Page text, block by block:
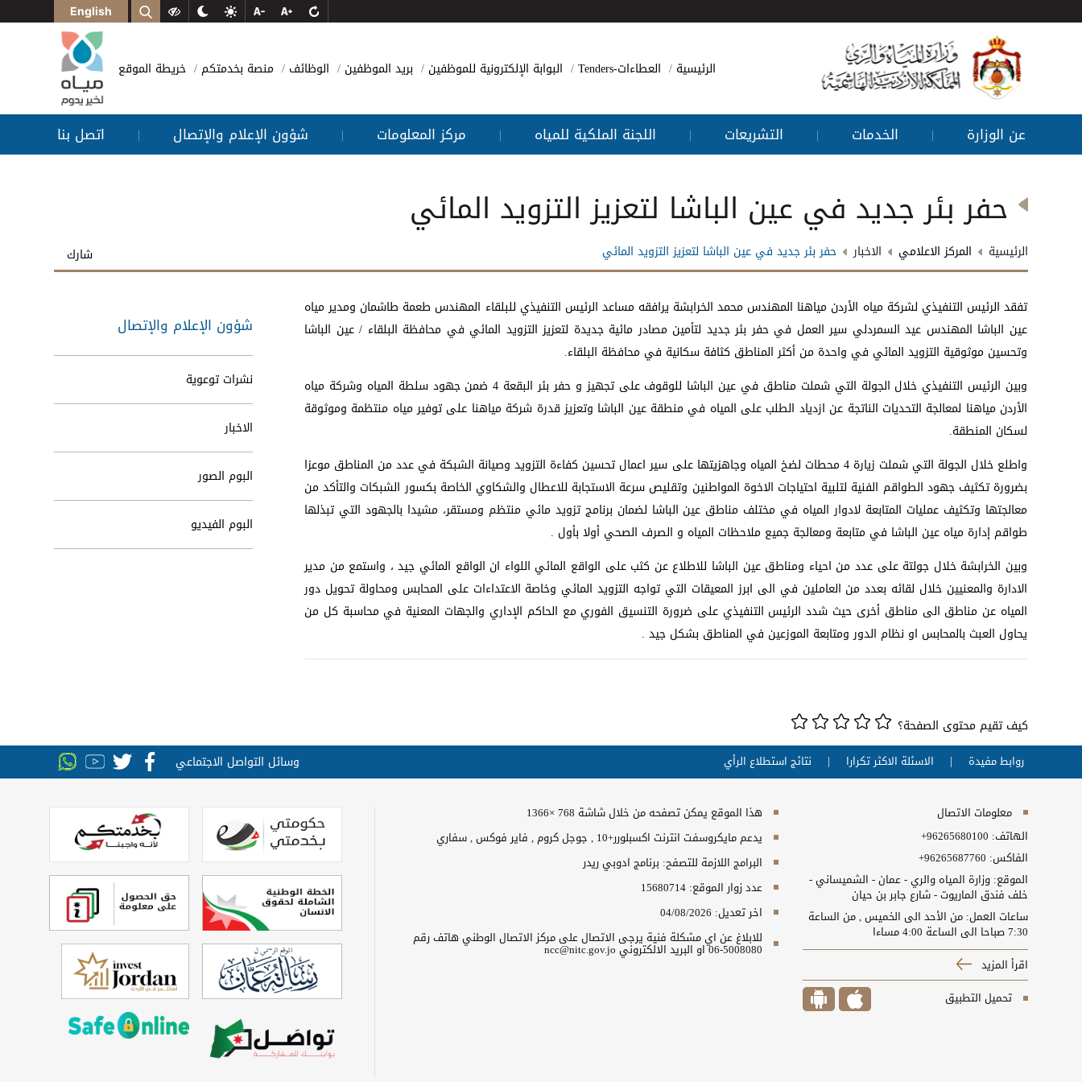
English
الرئيسية العطاءات-Tenders البوابة الإلكترونية للموظفين بريد الموظفين الوظائف منصة بخدمتكم خريطة الموقع
عن الوزارة | الخدمات | التشريعات | اللجنة الملكية للمياه | مركز المعلومات | شؤون الإعلام والإتصال | اتصل بنا
حفر بئر جديد في عين الباشا لتعزيز التزويد المائي
الرئيسية المركز الاعلامي الاخبار حفر بئر جديد في عين الباشا لتعزيز التزويد المائي شارك
تفقد الرئيس التنفيذي لشركة مياه الأردن مياهنا المهندس محمد الخرابشة يرافقه مساعد الرئيس التنفيذي للبلقاء المهندس طعمة طاشمان ومدير مياه
عين الباشا المهندس عيد السمردلي سير العمل في حفر بئر جديد لتأمين مصادر مائية جديدة لتعزيز التزويد المائي في محافظة البلقاء / عين الباشا
وتحسين موثوقية التزويد المائي في واحدة من أكثر المناطق كثافة سكانية في محافظة البلقاء.
وبين الرئيس التنفيذي خلال الجولة التي شملت مناطق في عين الباشا للوقوف على تجهيز و حفر بئر البقعة 4 ضمن جهود سلطة المياه وشركة مياه
الأردن مياهنا لمعالجة التحديات الناتجة عن ازدياد الطلب على المياه في منطقة عين الباشا وتعزيز قدرة شركة مياهنا على توفير مياه منتظمة وموثوقة
لسكان المنطقة.
واطلع خلال الجولة التي شملت زيارة 4 محطات لضخ المياه وجاهزيتها على سير اعمال تحسين كفاءة التزويد وصيانة الشبكة في عدد من المناطق موعزا
بضرورة تكثيف جهود الطواقم الفنية لتلبية احتياجات الاخوة المواطنين وتقليص سرعة الاستجابة للاعطال والشكاوي الخاصة بكسور الشبكات والتأكد من
معالجتها وتكثيف عمليات المتابعة لادوار المياه في مختلف مناطق عين الباشا لضمان برنامج تزويد مائي منتظم ومستقر، مشيدا بالجهود التي تبذلها
طواقم إدارة مياه عين الباشا في متابعة ومعالجة جميع ملاحظات المياه و الصرف الصحي أولا بأول .
وبين الخرابشة خلال جولتة على عدد من احياء ومناطق عين الباشا للاطلاع عن كثب على الواقع المائي اللواء ان الواقع المائي جيد ، واستمع من مدير
الادارة والمعنيين خلال لقائه بعدد من العاملين في الى ابرز المعيقات التي تواجه التزويد المائي وخاصة الاعتداءات على المحابس ومحاولة تحويل دور
المياه عن مناطق الى مناطق أخرى حيث شدد الرئيس التنفيذي على ضرورة التنسيق الفوري مع الحاكم الإداري والجهات المعنية في محاسبة كل من
يحاول العبث بالمحابس او نظام الدور ومتابعة الموزعين في المناطق بشكل جيد .
شؤون الإعلام والإتصال
نشرات توعوية
الاخبار
البوم الصور
البوم الفيديو
كيف تقيم محتوى الصفحة؟
روابط مفيدة الاسئلة الاكثر تكرارا نتائج استطلاع الرأي وسائل التواصل الاجتماعي
معلومات الاتصال
الهاتف: +96265680100
الفاكس: +96265687760
الموقع: وزارة المياه والري - عمان - الشميساني -
خلف فندق الماريوت - شارع جابر بن حيان
ساعات العمل: من الأحد الى الخميس , من الساعة
7:30 صباحا الى الساعة 4:00 مساءا
اقرأ المزيد
تحميل التطبيق
هذا الموقع يمكن تصفحه من خلال شاشة 768 ×1366
يدعم مايكروسفت انترنت اكسبلورر+10 , جوجل كروم , فاير فوكس , سفاري
البرامج اللازمة للتصفح: برنامج ادوبي ريدر
عدد زوار الموقع: 15680714
اخر تعديل: 04/08/2026
للابلاغ عن اي مشكلة فنية يرجى الاتصال على مركز الاتصال الوطني هاتف رقم
5008080-06 او البريد الالكتروني ncc@nitc.gov.jo